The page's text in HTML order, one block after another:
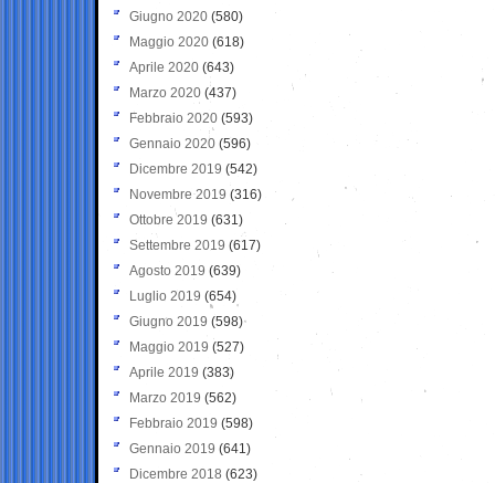
Giugno 2020 (580)
Maggio 2020 (618)
Aprile 2020 (643)
Marzo 2020 (437)
Febbraio 2020 (593)
Gennaio 2020 (596)
Dicembre 2019 (542)
Novembre 2019 (316)
Ottobre 2019 (631)
Settembre 2019 (617)
Agosto 2019 (639)
Luglio 2019 (654)
Giugno 2019 (598)
Maggio 2019 (527)
Aprile 2019 (383)
Marzo 2019 (562)
Febbraio 2019 (598)
Gennaio 2019 (641)
Dicembre 2018 (623)